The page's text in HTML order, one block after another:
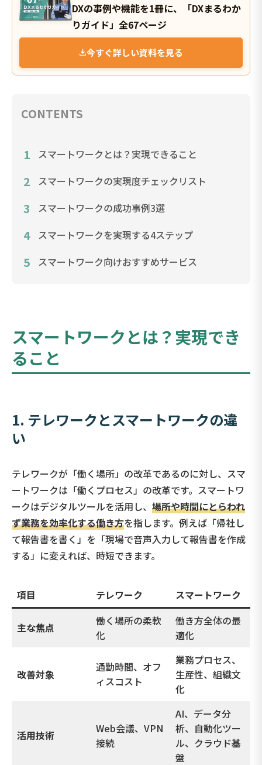
DXの事例や機能を1冊に、「DXまるわか
りガイド」全67ページ
今すぐ詳しい資料を見る
CONTENTS
1 スマートワークとは？実現できること
2 スマートワークの実現度チェックリスト
3 スマートワークの成功事例3選
4 スマートワークを実現する4ステップ
5 スマートワーク向けおすすめサービス
スマートワークとは？実現でき
ること
1. テレワークとスマートワークの違
い
テレワークが「働く場所」の改革であるのに対し、スマ
ートワークは「働くプロセス」の改革です。スマートワ
ークはデジタルツールを活用し、 場所や時間にとらわれ
ず業務を効率化する働き方を指します。例えば「帰社し
て報告書を書く」を「現場で音声入力して報告書を作成
する」に変えれば、時短できます。
項目 テレワーク スマートワーク
主な焦点
働く場所の柔軟
化
働き方全体の最
適化
改善対象
通勤時間、オフ
ィスコスト
業務プロセス、
生産性、組織文
化
活用技術
Web会議、VPN
接続
AI、データ分
析、自動化ツー
ル、クラウド基
盤